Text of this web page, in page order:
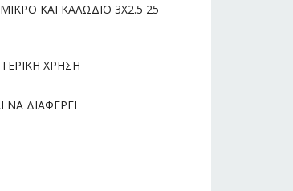
ΚΑΙ ΚΑΛΩΔΙΟ 3Χ2.5 25
ΧΡΗΣΗ
ΔΙΑΦΕΡΕΙ